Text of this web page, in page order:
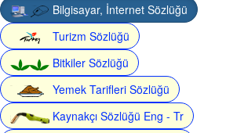
Bilgisayar, İnternet Sözlüğü
Turizm Sözlüğü
Bitkiler Sözlüğü
Yemek Tarifleri Sözlüğü
Kaynakçı Sözlüğü Eng - Tr